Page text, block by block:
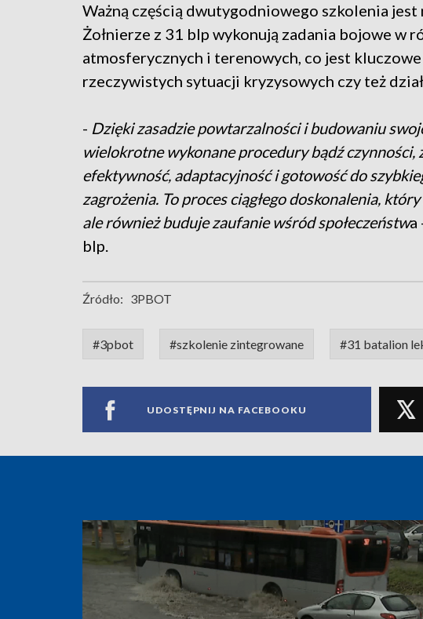
Ważną częścią dwutygodniowego szkolenia jest
Żołnierze z 31 blp wykonują zadania bojowe w
atmosferycznych i terenowych, co jest
rzeczywistych sytuacji kryzysowych czy też
- Dzięki zasadzie powtarzalności i budowaniu
wielokrotne wykonane procedury bądź czynności,
efektywność, adaptacyjność i gotowość do
zagrożenia. To proces ciągłego doskonalenia,
ale również buduje zaufanie wśród społeczeństwa
blp.
Źródło: 3PBOT
#3pbot #szkolenie zintegrowane #31 batalion
UDOSTĘPNIJ NA FACEBOOKU